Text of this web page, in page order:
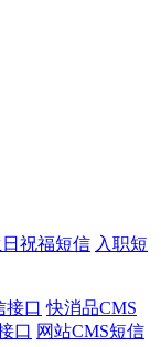
祝福短信 入职短
接口 快消品CMS
口 网站CMS短信